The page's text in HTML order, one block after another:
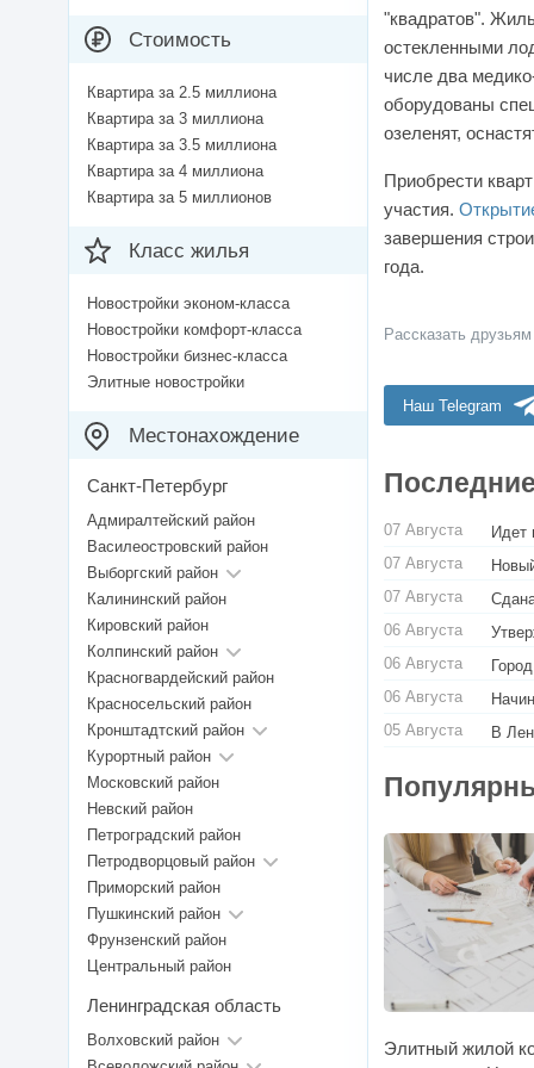
"квадратов".
остекленными
числе два
оборудованы
озеленят,
Приобрести
участия.
завершения
года.
Рассказать
Наш Telegram
07 Августа
Идет
07 Августа
07 Августа
06 Августа
06 Августа
06 Августа
05 Августа
В
Элитный жилой
Стоимость
Квартира за 2.5 миллиона
Квартира за 3 миллиона
Квартира за 3.5 миллиона
Квартира за 4 миллиона
Квартира за 5 миллионов
Класс жилья
Новостройки эконом-класса
Новостройки комфорт-класса
Новостройки бизнес-класса
Элитные новостройки
Местонахождение
Санкт-Петербург
Адмиралтейский район
Василеостровский район
Выборгский район
Калининский район
Кировский район
Колпинский район
Красногвардейский район
Красносельский район
Кронштадтский район
Курортный район
Московский район
Невский район
Петроградский район
Петродворцовый район
Приморский район
Пушкинский район
Фрунзенский район
Центральный район
Ленинградская область
Волховский район